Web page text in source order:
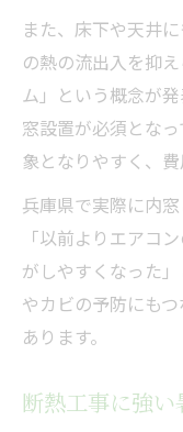
また、床下や天井
の熱の流出入を抑
ム」という概念が
窓設置が必須とな
象となりやすく、費
兵庫県で実際に内
「以前よりエアコ
がしやすくなった
やカビの予防にも
あります。
断熱工事に強